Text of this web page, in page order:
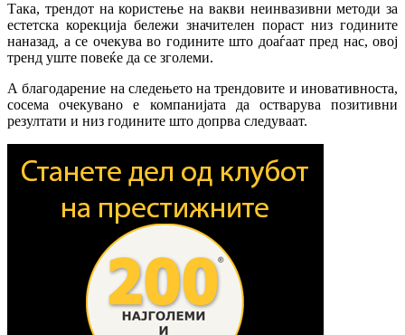
Така, трендот на користење на вакви неинвазивни методи за
естетска корекција бележи значителен пораст низ годините
наназад, а се очекува во годините што доаѓаат пред нас, овој
тренд уште повеќе да се зголеми.
А благодарение на следењето на трендовите и иновативноста,
сосема очекувано е компанијата да остварува позитивни
резултати и низ годините што допрва следуваат.